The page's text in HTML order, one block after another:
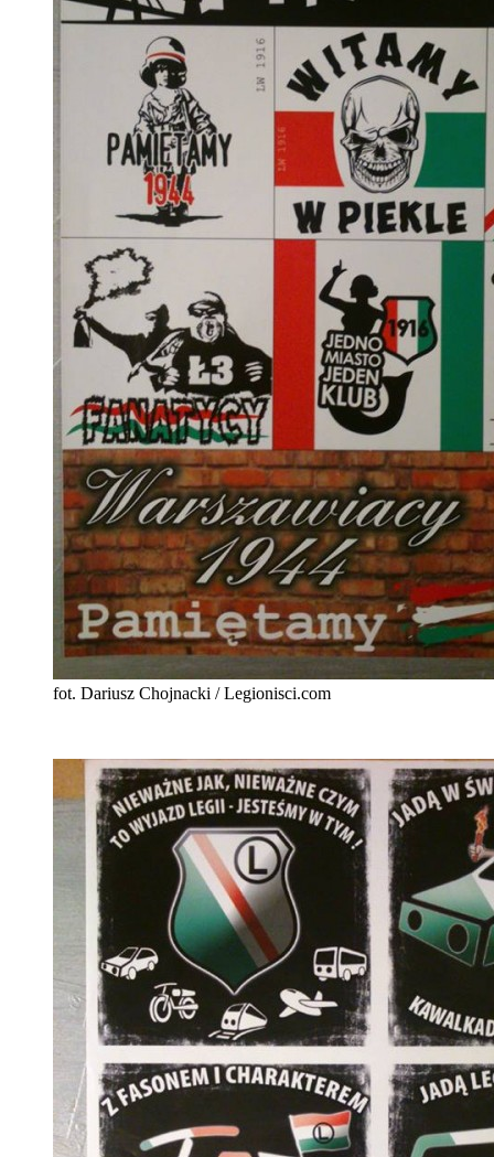
fot. Dariusz Chojnacki / Legionisci.com